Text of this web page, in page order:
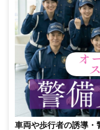
車両や歩行者の誘導・